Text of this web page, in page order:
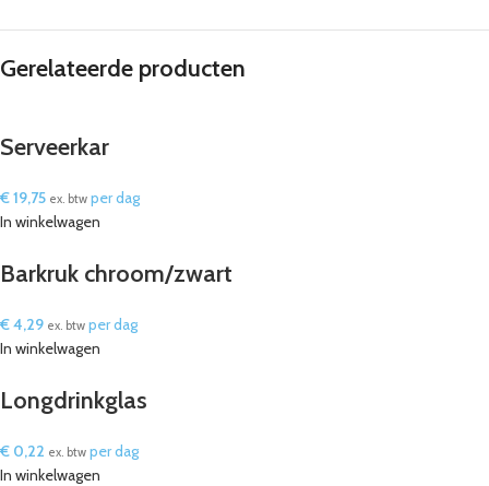
Hoe lang van tevoren moet ik bestellen?
Wij raden aan om minimaal 48 uur van tevoren te bestellen. Voor grote
evenementen adviseren we om eerder contact op te nemen.
Gerelateerde producten
Serveerkar
€19,75 ex. btw per dag
In winkelwagen
Barkruk chroom/zwart
€4,29 ex. btw per dag
In winkelwagen
Longdrinkglas
€ 0,22 ex. btw per dag
In winkelwagen